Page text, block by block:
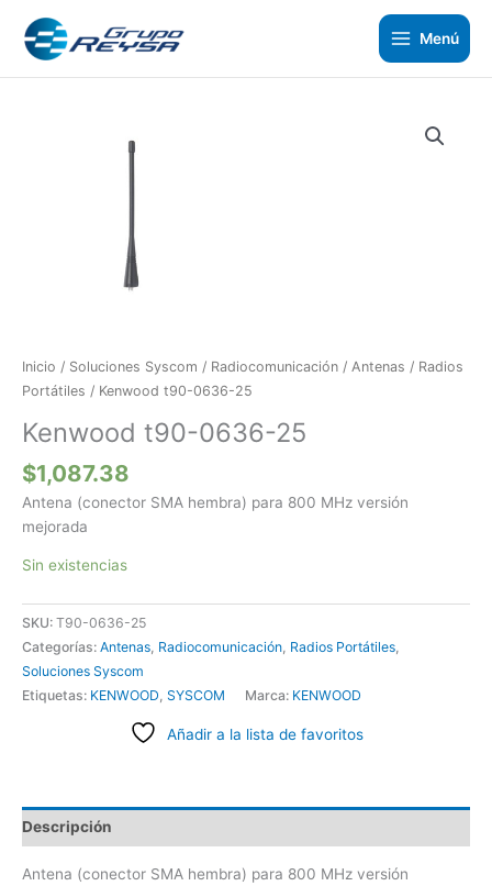
contenido
Menú
Inicio / Soluciones Syscom / Radiocomunicación / Antenas / Radios
Portátiles / Kenwood t90-0636-25
Kenwood t90-0636-25
$1,087.38
Antena (conector SMA hembra) para 800 MHz versión
mejorada
Sin existencias
SKU: T90-0636-25
Categorías: Antenas, Radiocomunicación, Radios Portátiles,
Soluciones Syscom
Etiquetas: KENWOOD, SYSCOM Marca: KENWOOD
Añadir a la lista de favoritos
Descripción
Antena (conector SMA hembra) para 800 MHz versión